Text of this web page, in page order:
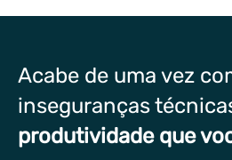
Acabe de uma vez
inseguranças
produtividade que